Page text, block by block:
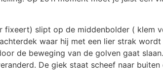
slipt op de middenbolder ( klem
waar hij met een lier strak
de beweging van de golven gaat
De giek staat scheef naar